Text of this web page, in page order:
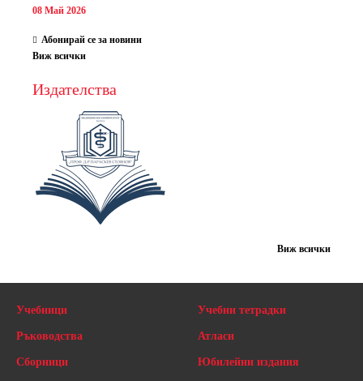
08 Май 2026
Абонирай се за новини
Виж всички
Издателства
Виж всички
Учебници
Ръководства
Сборници
Учебни тетрадки
Атласи
Юбилейни издания